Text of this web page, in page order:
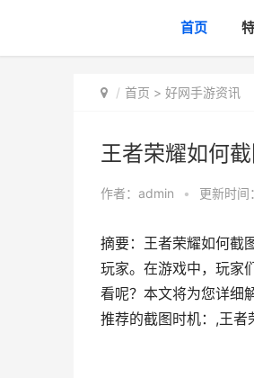
首页
首页 > 好网手游资讯
王者荣耀如何
作者： admin • 更新时
摘要：王者荣耀如何截
玩家。在游戏中，玩家
看呢？本文将为您详细
推荐的截图时机：,王